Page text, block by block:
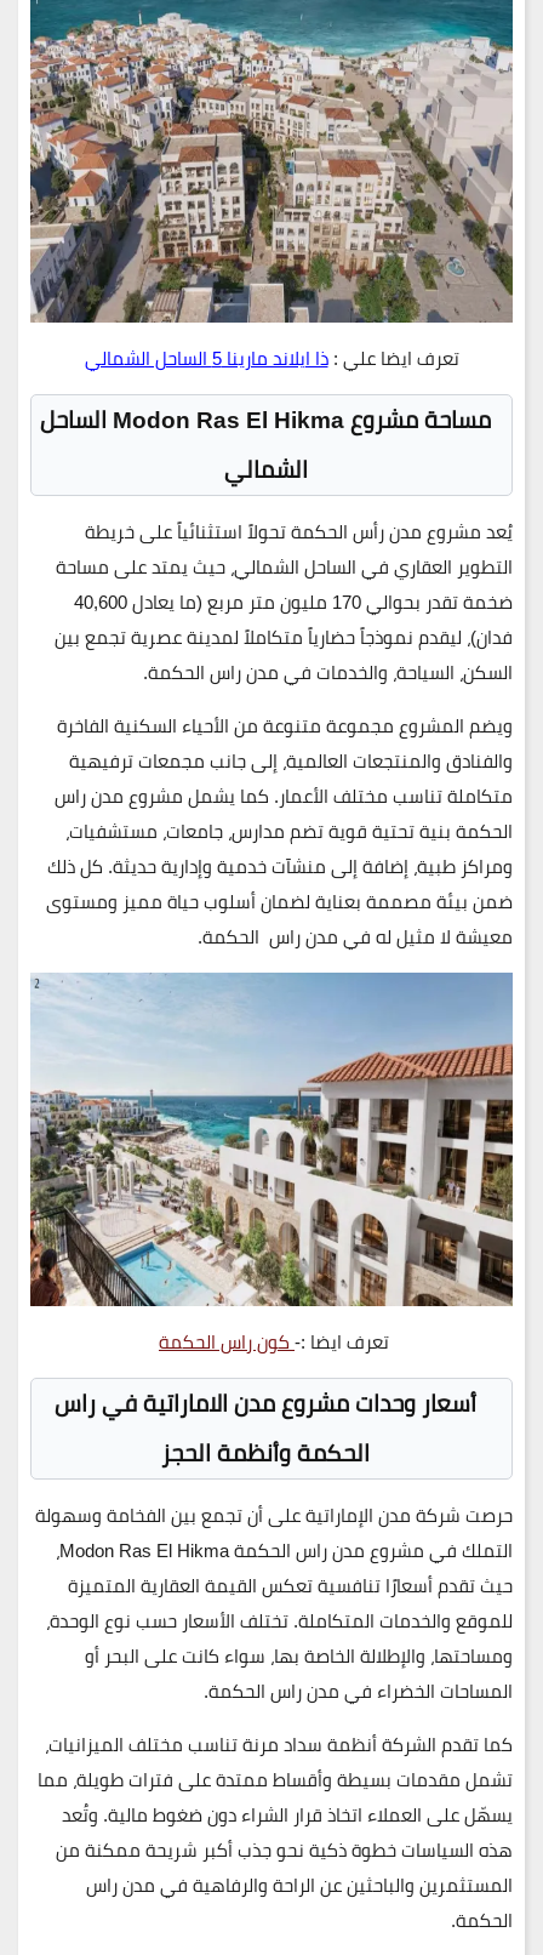
تعرف ايضا علي :ذا ايلاند مارينا 5 الساحل الشمالي
مساحة مشروع Modon Ras El Hikma الساحل
الشمالي
يُعد مشروع مدن رأس الحكمة تحولاً استثنائياً على خريطة
التطوير العقاري في الساحل الشمالي، حيث يمتد على مساحة
ضخمة تقدر بحوالي
170 مليون متر مربع (ما يعادل 40,600
فدان)، ليقدم نموذجاً حضارياً متكاملاً لمدينة عصرية تجمع بين
السكن، السياحة، والخدمات في مدن راس الحكمة.
ويضم المشروع مجموعة متنوعة من الأحياء السكنية الفاخرة
والفنادق والمنتجعات العالمية، إلى جانب مجمعات ترفيهية
متكاملة تناسب مختلف الأعمار. كما يشملمشروعمدنراس
الحكمةبنية تحتية قوية تضم مدارس، جامعات، مستشفيات،
ومراكز طبية، إضافة إلى منشآت خدمية وإدارية حديثة. كل ذلك
ضمن بيئة مصممة بعناية لضمان أسلوب حياة مميز ومستوى
معيشة لا مثيل له في مدن راس الحكمة.
تعرف ايضا :-كون راس الحكمة
أسعار وحداتمشروع مدن الاماراتية في راس
الحكمةوأنظمة الحجز
حرصت شركة مدن الإماراتية على أن تجمع بين الفخامة وسهولة
التملك في مشروعمدن راس الحكمةModon Ras El Hikma،
حيث تقدم أسعارًا تنافسية تعكس القيمة العقارية المتميزة
للموقع والخدمات المتكاملة. تختلف الأسعار حسب نوع الوحدة،
ومساحتها، والإطلالة الخاصة بها، سواء كانت على البحر أو
المساحات الخضراء في مدن راس الحكمة.
كما تقدم الشركة أنظمة سداد مرنة تناسب مختلف الميزانيات،
تشمل مقدمات بسيطة وأقساط ممتدة على فترات طويلة، مما
يسهّل على العملاء اتخاذ قرار الشراء دون ضغوط مالية. وتُعد
هذه السياسات خطوة ذكية نحو جذب أكبر شريحة ممكنة من
المستثمرين والباحثين عن الراحة والرفاهية في مدن راس
الحكمة.